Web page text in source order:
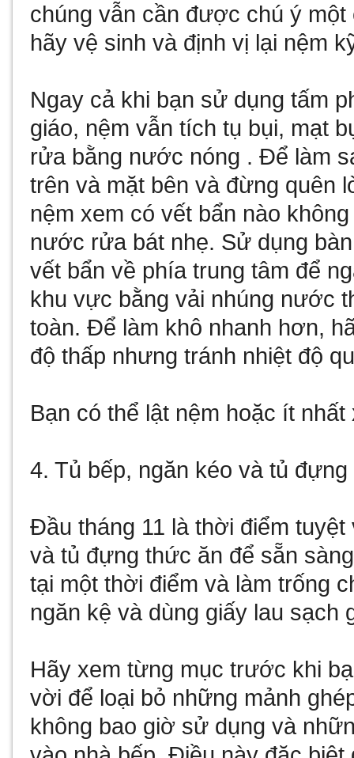
chúng vẫn cần được chú ý
hãy vệ sinh và định vị lại nệm
Ngay cả khi bạn sử dụng tấm
giáo, nệm vẫn tích tụ bụi, mạt
rửa bằng nước nóng . Để làm
trên và mặt bên và đừng quên
nệm xem có vết bẩn nào
nước rửa bát nhẹ. Sử dụng
vết bẩn về phía trung tâm để
khu vực bằng vải nhúng nước
toàn. Để làm khô nhanh hơn,
độ thấp nhưng tránh nhiệt độ
Bạn có thể lật nệm hoặc ít
4. Tủ bếp, ngăn kéo và tủ đựng
Đầu tháng 11 là thời điểm
và tủ đựng thức ăn để sẵn
tại một thời điểm và làm trống
ngăn kệ và dùng giấy lau sạch
Hãy xem từng mục trước khi
vời để loại bỏ những mảnh
không bao giờ sử dụng và